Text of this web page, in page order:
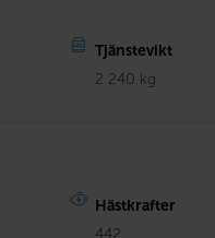
Tjänstevikt
2 240 kg
Hästkrafter
442